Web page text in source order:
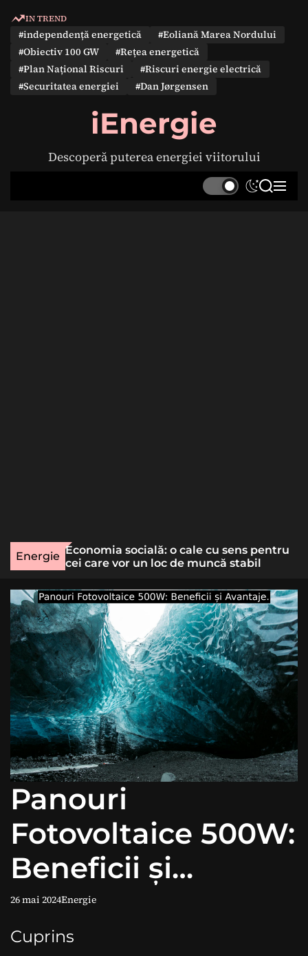
IN TREND
#independență energetică
#Eoliană Marea Nordului
#Obiectiv 100 GW
#Rețea energetică
#Plan Național Riscuri
#Riscuri energie electrică
#Securitatea energiei
#Dan Jørgensen
iEnergie
Descoperă puterea energiei viitorului
S
S M
Energie
rară
Economia socială: o cale cu sens pentru
cei care vor un loc de muncă stabil
Panouri
Fotovoltaice 500W:
Beneficii și
Avantaje.
26 mai 2024Energie
Cuprins